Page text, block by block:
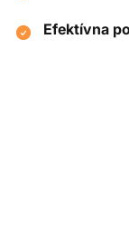
Efektívna